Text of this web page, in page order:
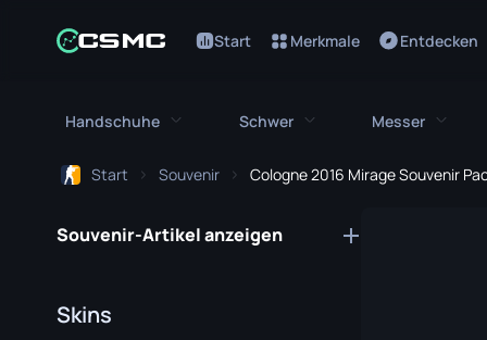
Start Merkmale Entdecken
Handschuhe
Bloodhound Handschuhe
Schwer
M249
Messer
Start Souvenir Cologne 2016 Mirage Souvenir
Souvenir-Artikel anzeigen
Skins